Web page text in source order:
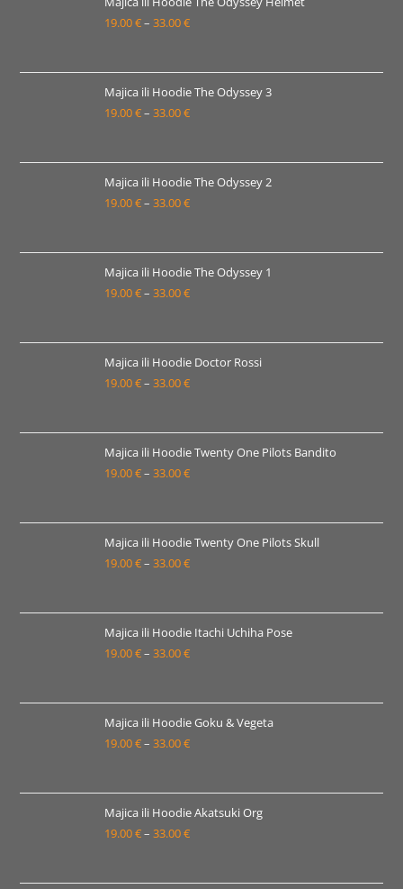
do
19.00€– 33.00€Raspon
od
19.00 €
do
Majica ili Hoodie The Odyssey 3
19.00€– 33.00€Raspon
od
19.00 €
do
Majica ili Hoodie The Odyssey 2
19.00€– 33.00€Raspon
od
19.00 €
do
Majica ili Hoodie The Odyssey 1
19.00€– 33.00€Raspon
od
19.00 €
do
Majica ili Hoodie Doctor Rossi
19.00€– 33.00€Raspon
od
19.00 €
do
Majica ili Hoodie Twenty One Pilots Bandito
19.00€– 33.00€Raspon
od
19.00 €
do
Majica ili Hoodie Twenty One Pilots Skull
19.00€– 33.00€Raspon
od
19.00 €
do
Majica ili Hoodie Itachi Uchiha Pose
19.00€– 33.00€Raspon
od
19.00 €
do
Majica ili Hoodie Goku & Vegeta
19.00€– 33.00€Raspon
od
19.00 €
do
Majica ili Hoodie Akatsuki Org
19.00€– 33.00€Raspon
od